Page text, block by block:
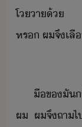
โา​้​
หร​ ​ผ​จึ​เลื
ื​ข​ั
ผ​ ​ ​ผ​จึ​ถา​